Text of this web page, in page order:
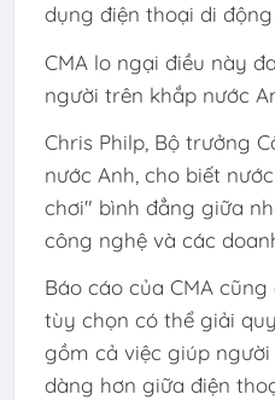
dụng điện thoại di
CMA lo ngại điều này
người trên khắp nước
Chris Philp, Bộ trưởng
nước Anh, cho biết
chơi" bình đẳng giữa
công nghệ và các
Báo cáo của CMA
tùy chọn có thể giải
gồm cả việc giúp
dàng hơn giữa điện